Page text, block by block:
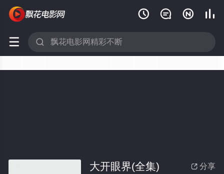
   
 
 分享
大开眼界(全集)